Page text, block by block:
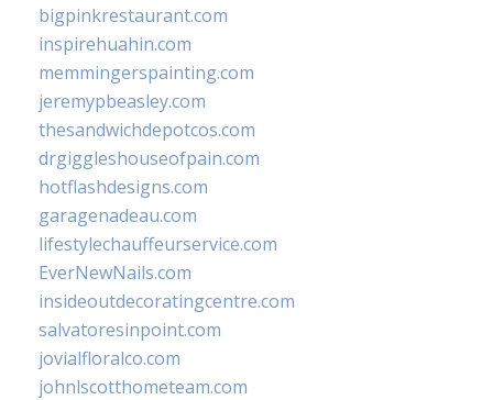
bigpinkrestaurant.com
inspirehuahin.com
memmingerspainting.com
jeremypbeasley.com
thesandwichdepotcos.com
drgiggleshouseofpain.com
hotflashdesigns.com
garagenadeau.com
lifestylechauffeurservice.com
EverNewNails.com
insideoutdecoratingcentre.com
salvatoresinpoint.com
jovialfloralco.com
johnlscotthometeam.com